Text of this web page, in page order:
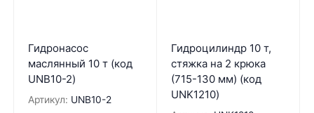
Гидронасос
маслянный 10 т (код
UNB10-2)
Артикул: UNB10-2
Гидроцилиндр 10 т,
стяжка на 2 крюка
(715-130 мм) (код
UNK1210)